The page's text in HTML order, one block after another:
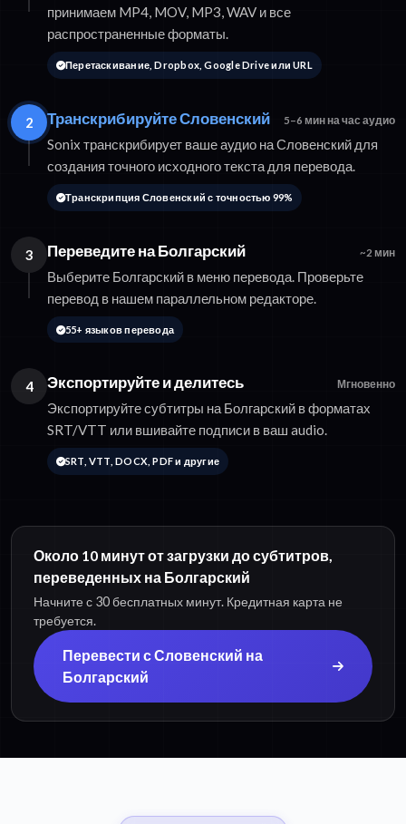
принимаем MP4, MOV, MP3, WAV и все
распространенные форматы.
Перетаскивание, Dropbox, Google Drive или URL
2 Транскрибируйте Словенский 5–6 мин на час аудио
Sonix транскрибирует ваше аудио на Словенский для
создания точного исходного текста для перевода.
Транскрипция Словенский с точностью 99%
3 Переведите на Болгарский ~2 мин
Выберите Болгарский в меню перевода. Проверьте
перевод в нашем параллельном редакторе.
55+ языков перевода
4 Экспортируйте и делитесь Мгновенно
Экспортируйте субтитры на Болгарский в форматах
SRT/VTT или вшивайте подписи в ваш audio.
SRT, VTT, DOCX, PDF и другие
Около 10 минут от загрузки до субтитров,
переведенных на Болгарский
Начните с 30 бесплатных минут. Кредитная карта не
требуется.
Перевести с Словенский на
Болгарский